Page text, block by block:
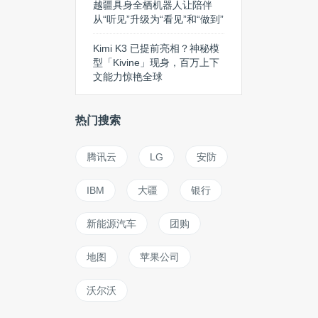
越疆具身全栖机器人让陪伴
从“听见”升级为“看见”和“做到”
Kimi K3 已提前亮相？神秘模
型「Kivine」现身，百万上下
文能力惊艳全球
热门搜索
腾讯云 LG 安防
IBM 大疆 银行
新能源汽车 团购
地图 苹果公司
沃尔沃